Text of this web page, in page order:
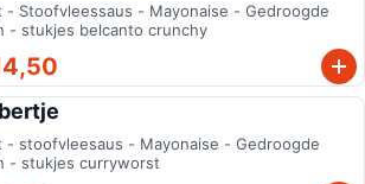
- Stoofvleessaus - Mayonaise - Gedroogde
- stukjes belcanto crunchy
- stoofvleesaus - Mayonaise - Gedroogde
- stukjes curryworst